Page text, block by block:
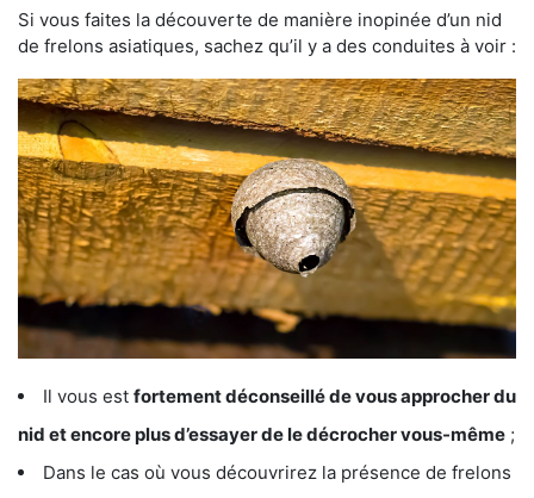
Si vous faites la découverte de manière inopinée d’un nid
de frelons asiatiques, sachez qu’il y a des conduites à voir :
Il vous est fortement déconseillé de vous approcher du
nid et encore plus d’essayer de le décrocher vous-même ;
Dans le cas où vous découvrirez la présence de frelons